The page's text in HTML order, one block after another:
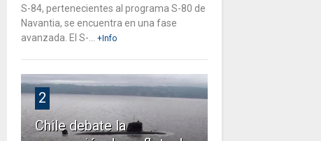
S-84, pertenecientes al programa S-80 de
Navantia, se encuentra en una fase
avanzada. El S-...
+Info
2
Chile debate la